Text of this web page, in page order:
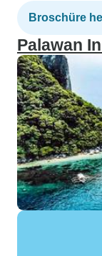
Broschüre
Palawan